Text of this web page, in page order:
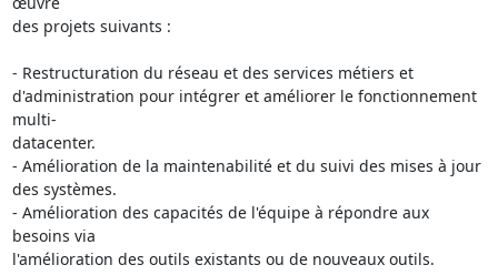
des projets suivants :
- Restructuration du réseau et des services métiers et
d'administration pour intégrer et améliorer le fonctionnement
multi-
datacenter.
- Amélioration de la maintenabilité et du suivi des mises à jour
des systèmes.
- Amélioration des capacités de l'équipe à répondre aux
besoins via
l'amélioration des outils existants ou de nouveaux outils.